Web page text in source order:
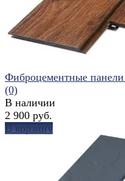
Фиброцементные
(0)
В наличии
2 900 руб.
В корзину